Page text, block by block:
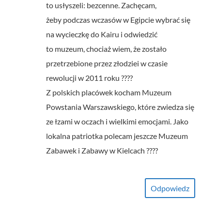
to usłyszeli: bezcenne. Zachęcam,
żeby podczas wczasów w Egipcie wybrać się
na wycieczkę do Kairu i odwiedzić
to muzeum, chociaż wiem, że zostało
przetrzebione przez złodziei w czasie
rewolucji w 2011 roku ????
Z polskich placówek kocham Muzeum
Powstania Warszawskiego, które zwiedza się
ze łzami w oczach i wielkimi emocjami. Jako
lokalna patriotka polecam jeszcze Muzeum
Zabawek i Zabawy w Kielcach ????
Odpowiedz